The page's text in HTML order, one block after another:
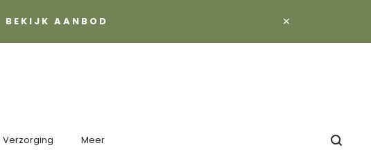
×
BEKIJK AANBOD
Verzorging Meer